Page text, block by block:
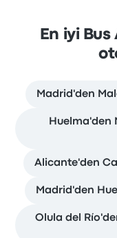
En iyi
Madrid'den
Huelma'den
Alicante'den
Madrid'den
Olula del